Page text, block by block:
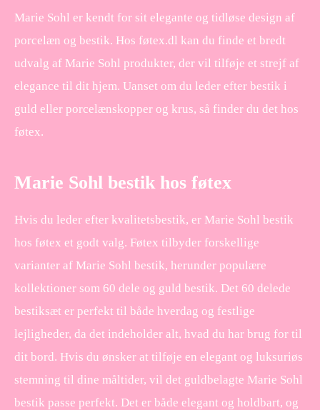
Marie Sohl er kendt for sit elegante og tidløse design af
porcelæn og bestik. Hos føtex.dl kan du finde et bredt
udvalg af Marie Sohl produkter, der vil tilføje et strejf af
elegance til dit hjem. Uanset om du leder efter bestik i
guld eller porcelænskopper og krus, så finder du det hos
føtex.
Marie Sohl bestik hos føtex
Hvis du leder efter kvalitetsbestik, er Marie Sohl bestik
hos føtex et godt valg. Føtex tilbyder forskellige
varianter af Marie Sohl bestik, herunder populære
kollektioner som 60 dele og guld bestik. Det 60 delede
bestiksæt er perfekt til både hverdag og festlige
lejligheder, da det indeholder alt, hvad du har brug for til
dit bord. Hvis du ønsker at tilføje en elegant og luksuriøs
stemning til dine måltider, vil det guldbelagte Marie Sohl
bestik passe perfekt. Det er både elegant og holdbart, og